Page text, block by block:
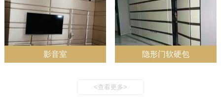
影音室 隐形门软硬包
<查看更多>